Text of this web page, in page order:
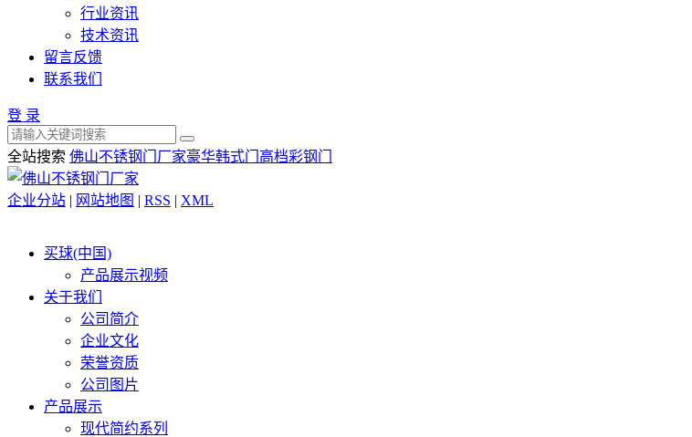
行业资讯
技术资讯
留言反馈
联系我们
登 录
全站搜索 佛山不锈钢门厂家豪华韩式门 高档彩钢门
企业分站 | 网站地图 | RSS | XML
买球(中国)
产品展示视频
关于我们
公司简介
企业文化
荣誉资质
公司图片
产品展示
现代简约系列